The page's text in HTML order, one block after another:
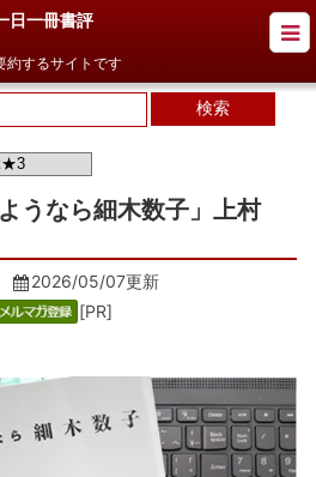
日一冊書評
約するサイトです
うなら細木数子」上村
2026/05/07更新
[PR]